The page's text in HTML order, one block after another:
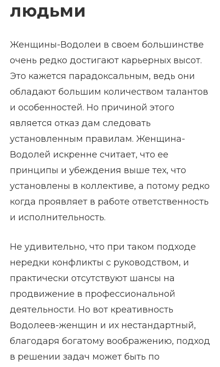
людьми
Женщины-Водолеи в своем большинстве
очень редко достигают карьерных высот.
Это кажется парадоксальным, ведь они
обладают большим количеством талантов
и особенностей. Но причиной этого
является отказ дам следовать
установленным правилам. Женщина-
Водолей искренне считает, что ее
принципы и убеждения выше тех, что
установлены в коллективе, а потому редко
когда проявляет в работе ответственность
и исполнительность.
Не удивительно, что при таком подходе
нередки конфликты с руководством, и
практически отсутствуют шансы на
продвижение в профессиональной
деятельности. Но вот креативность
Водолеев-женщин и их нестандартный,
благодаря богатому воображению, подход
в решении задач может быть по